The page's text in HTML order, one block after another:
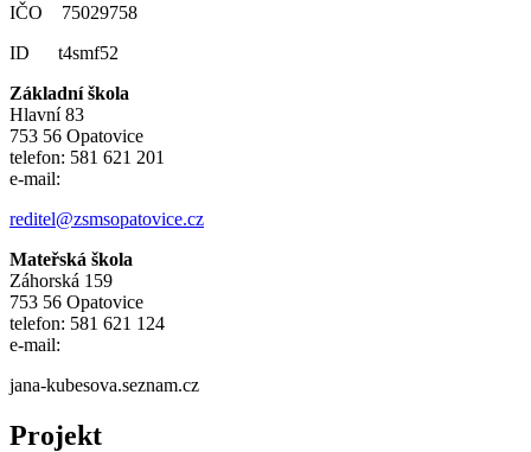
IČO 75029758
ID t4smf52
Základní škola
Hlavní 83
753 56 Opatovice
telefon: 581 621 201
e-mail:
reditel@zsmsopatovice.cz
Mateřská škola
Záhorská 159
753 56 Opatovice
telefon: 581 621 124
e-mail:
jana-kubesova.seznam.cz
Projekt